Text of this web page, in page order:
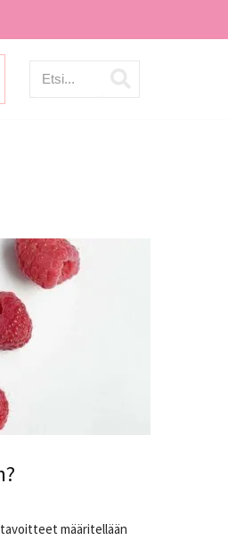
tavoitteet määritellään